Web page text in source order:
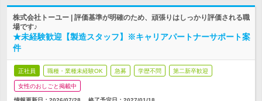
株式会社トーユー | 評価基準が明確のため、頑張りはしっかり評価される職
場です♪
★未経験歓迎【製造スタッフ】※キャリアパートナーサポート案
件
正社員 職種・業種未経験OK 急募 学歴不問 第二新卒歓迎
女性のおしごと掲載中